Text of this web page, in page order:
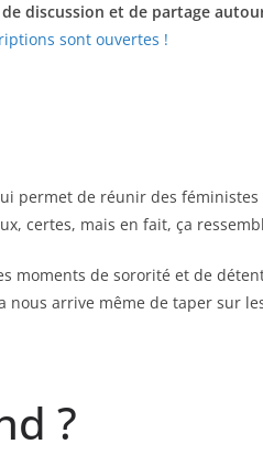
discussion et de partage
sont ouvertes !
permet de réunir des
certes, mais en fait, ça
moments de sororité et de
arrive même de taper sur
?